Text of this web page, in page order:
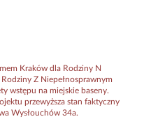
Kraków dla Rodziny N
Z Niepełnosprawnym
wstępu na miejskie baseny.
przewyższa stan faktyczny
Wysłouchów 34a.